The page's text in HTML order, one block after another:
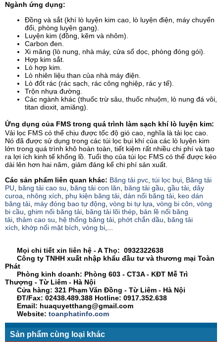
Ngành ứng dụng:
Đồng và sắt (khí lò luyện kim cao, lò luyện điện, máy chuyển
đổi, phòng luyện gang).
Luyện kim (đồng, kẽm và nhôm).
Carbon đen.
Xi măng (lò nung, nhà máy, cửa sổ dọc, phòng đóng gói).
Hợp kim sắt.
Lò hợp kim.
Lò nhiên liệu than của nhà máy điện.
Lò đốt rác (rác sạch, rác công nghiệp, rác y tế).
Trộn nhựa đường.
Các ngành khác (thuốc trừ sâu, thuốc nhuộm, lò nung đá vôi,
titan dioxit, amiăng).
Ứng dụng của FMS trong quá trình làm sạch khí lò luyện kim:
Vải lọc FMS có thể chịu được tốc độ gió cao, nghĩa là tải lọc cao.
Nó đã được sử dụng trong các túi lọc bụi khí của các lò luyện kim
lớn trong quá trình khô hoàn toàn, tiết kiệm rất nhiều chi phí và tạo
ra lợi ích kinh tế khổng lồ. Tuổi thọ của túi lọc FMS có thể được kéo
dài lên hơn hai năm, giảm đáng kể chi phí sản xuất.
Các sản phẩm liên quan khác: Băng tải pvc, túi lọc bụi, Băng tải
PU, băng tải cao su, băng tải con lăn, băng tải gầu, gầu tải, dây
curoa, nhông xích, phụ kiện băng tải, dán nối băng tải, keo dán
băng tải, máy đóng bao tự động, vòng bi tự lựa, vòng bi côn, vòng
bi cầu, ghim nối băng tải, băng tải lõi thép, bản lề nối băng
tải, thảm cao su, hệ thống băng tải, phớt chắn dầu, băng tải
xích, khớp nối mặt bích, vòng bi,...
Mọi chi tiết xin liên hệ - A Thọ: 0932322638
Công ty TNHH xuất nhập khẩu đầu tư và thương mại Toàn
Phát
Phòng kinh doanh: Phòng 603 - CT3A - KĐT Mễ Trì
Thượng - Từ Liêm - Hà Nội
Cửa hàng: 321 Phạm Văn Đồng - Từ Liêm - Hà Nội
ĐT/Fax: 02438.489.388 Hotline: 0917.352.638
Email: huaquyetthang@gmail.com
Website: toanphatinfo.com
Sản phẩm cùng loại khác